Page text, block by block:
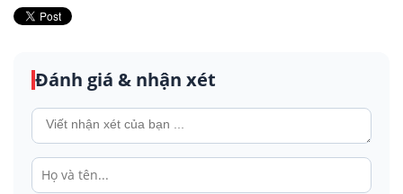
Đánh giá & nhận xét